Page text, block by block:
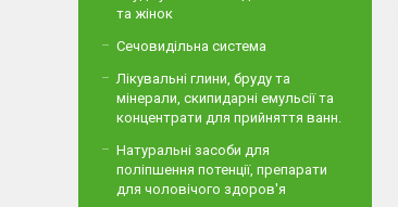
та жінок
Сечовидільна система
Лікувальні глини, бруду та
мінерали, скипидарні емульсії та
концентрати для прийняття ванн.
Натуральні засоби для
поліпшення потенції, препарати
для чоловічого здоров'я